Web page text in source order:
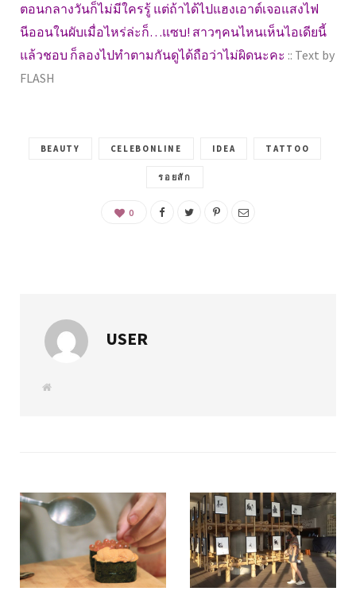
ตอนกลางวันก็ไม่มีใครรู้ แต่ถ้าได้ไปแฮงเอาต์เจอแสงไฟ
นีออนในผับเมื่อไหร่ล่ะก็…แซบ! สาวๆคนไหนเห็นไอเดียนี้
แล้วชอบ ก็ลองไปทำตามกันดูได้ถือว่าไม่ผิดนะคะ :: Text by
FLASH
BEAUTY CELEBONLINE IDEA TATTOO
รอยสัก
0
USER
W